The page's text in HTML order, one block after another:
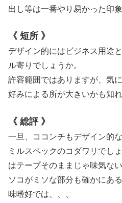
出し等は一番やり易かった印象
《 短所 》
デザイン的にはビジネス用途
ル寄りでしょうか。
許容範囲ではありますが、気
好みによる所が大きいかも知れ
《 総評 》
一旦、ココンチもデザイン的
ミルスペックのコダワリでし
はテープそのままじゃ味気ない
ソコがミソな部分も確かにあ
味嗜好では、、、